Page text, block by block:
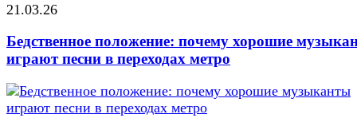
21.03.26
Бедственное положение: почему хорошие
играют песни в переходах метро